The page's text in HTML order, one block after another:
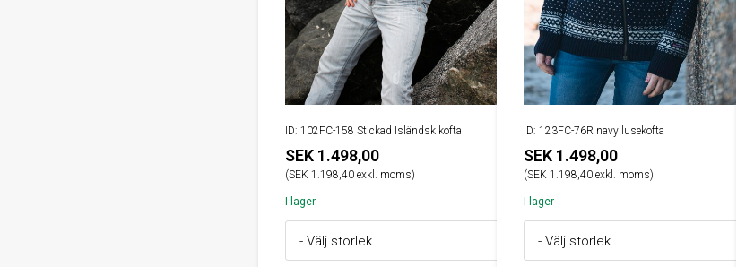
ID: 102FC-158 Stickad Isländsk kofta
SEK 1.498,00
(SEK 1.198,40 exkl. moms)
I lager
ID: 123FC-76R navy lusekofta
SEK 1.498,00
(SEK 1.198,40 exkl. moms)
I lager